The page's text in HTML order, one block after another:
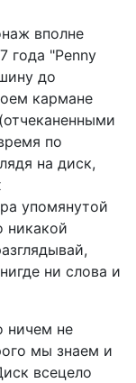
вполне
года "Penny
до
кармане
по
на диск,
упомянутой
никакой
ни слова и
ничем не
мы знаем и
всецело